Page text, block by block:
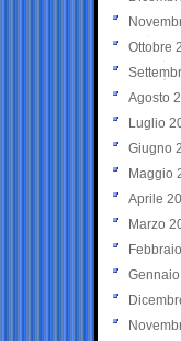
Ottobre
Agosto
Luglio
Giugno
Maggio
Aprile
Marzo